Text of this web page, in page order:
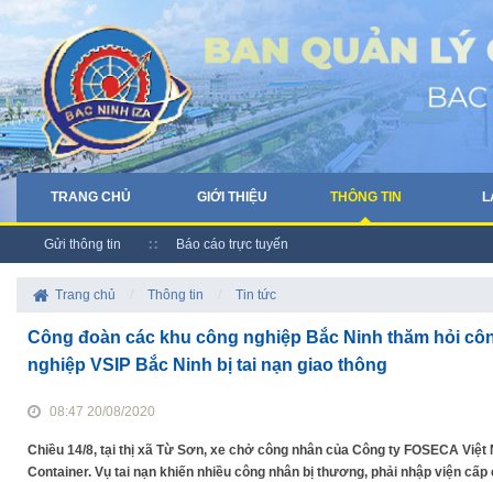
TRANG CHỦ GIỚI THIỆU THÔNG TIN
Gửi thông tin Báo cáo trực tuyến
Trang chủ Thông tin Tin tức
Công đoàn các khu công nghiệp Bắc Ninh thăm hỏi
nghiệp VSIP Bắc Ninh bị tai nạn giao thông
08:47 20/08/2020
Chiều 14/8, tại thị xã Từ Sơn, xe chở công nhân của Công ty FOSECA
Container. Vụ tai nạn khiến nhiều công nhân bị thương, phải nhập viện